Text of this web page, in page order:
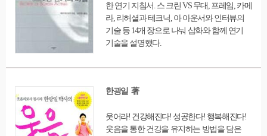
한 연기 지침서. 스 크린 VS 무대, 프레임, 카메
라, 리허셜과 테크닉, 아 아운서와 인터뷰의
기술 등 14개 장으로 나눠 삽화와 함께 연기
기술을 설명했다.
한광일 著
웃어라! 건강해진다! 성공한다! 행복해진다!
웃음을 통한 건강을 유지하는 방법을 담은